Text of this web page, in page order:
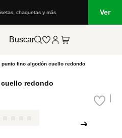
chaquetas y más Ver
Buscar
punto fino algodón cuello redondo
redondo